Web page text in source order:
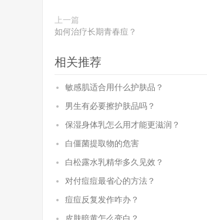
上一篇
如何治疗长期青春痘？
相关推荐
敏感肌适合用什么护肤品？
男生有必要擦护肤品吗？
保湿身体乳怎么用才能更滋润？
白僵菌提取物的危害
白松露水乳精华多久见效？
对付痘痘最省心的方法？
痘痘反复发作咋办？